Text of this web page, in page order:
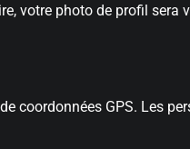
votre photo de profil sera
coordonnées GPS. Les